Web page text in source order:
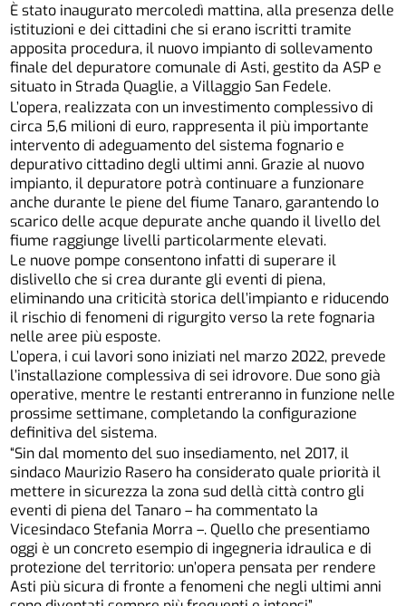
È stato inaugurato mercoledì mattina, alla presenza delle
istituzioni e dei cittadini che si erano iscritti tramite
apposita procedura, il nuovo impianto di sollevamento
finale del depuratore comunale di Asti, gestito da ASP e
situato in Strada Quaglie, a Villaggio San Fedele.
L’opera, realizzata con un investimento complessivo di
circa 5,6 milioni di euro, rappresenta il più importante
intervento di adeguamento del sistema fognario e
depurativo cittadino degli ultimi anni. Grazie al nuovo
impianto, il depuratore potrà continuare a funzionare
anche durante le piene del fiume Tanaro, garantendo lo
scarico delle acque depurate anche quando il livello del
fiume raggiunge livelli particolarmente elevati.
Le nuove pompe consentono infatti di superare il
dislivello che si crea durante gli eventi di piena,
eliminando una criticità storica dell’impianto e riducendo
il rischio di fenomeni di rigurgito verso la rete fognaria
nelle aree più esposte.
L’opera, i cui lavori sono iniziati nel marzo 2022, prevede
l’installazione complessiva di sei idrovore. Due sono già
operative, mentre le restanti entreranno in funzione nelle
prossime settimane, completando la configurazione
definitiva del sistema.
“Sin dal momento del suo insediamento, nel 2017, il
sindaco Maurizio Rasero ha considerato quale priorità il
mettere in sicurezza la zona sud dellà città contro gli
eventi di piena del Tanaro – ha commentato la
Vicesindaco Stefania Morra –. Quello che presentiamo
oggi è un concreto esempio di ingegneria idraulica e di
protezione del territorio: un’opera pensata per rendere
Asti più sicura di fronte a fenomeni che negli ultimi anni